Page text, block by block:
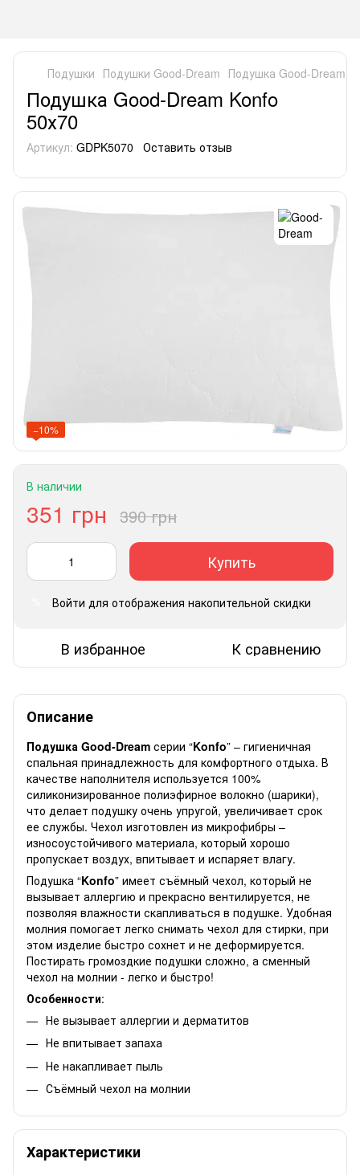
Подушки Подушки Good-Dream Подушка Good-Dream
Подушка Good-Dream Konfo
50х70
Артикул: GDPK5070 Оставить отзыв
−10%
В наличии
351 грн 390 грн
Купить
Войти для отображения накопительной скидки
В избранное К сравнению
Описание
Подушка Good-Dream серии “Konfo” – гигиеничная
спальная принадлежность для комфортного отдыха. В
качестве наполнителя используется 100%
силиконизированное полиэфирное волокно (шарики),
что делает подушку очень упругой, увеличивает срок
ее службы. Чехол изготовлен из микрофибры –
износоустойчивого материала, который хорошо
пропускает воздух, впитывает и испаряет влагу.
Подушка “Konfo” имеет съёмный чехол, который не
вызывает аллергию и прекрасно вентилируется, не
позволяя влажности скапливаться в подушке. Удобная
молния помогает легко снимать чехол для стирки, при
этом изделие быстро сохнет и не деформируется.
Постирать громоздкие подушки сложно, а сменный
чехол на молнии - легко и быстро!
Особенности:
Не вызывает аллергии и дерматитов
Не впитывает запаха
Не накапливает пыль
Съёмный чехол на молнии
Характеристики